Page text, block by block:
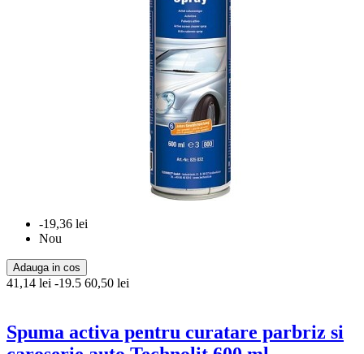
-19,36 lei
Nou
Adauga in cos
41,14 lei -19.5 60,50 lei
Spuma activa pentru curatare parbriz si